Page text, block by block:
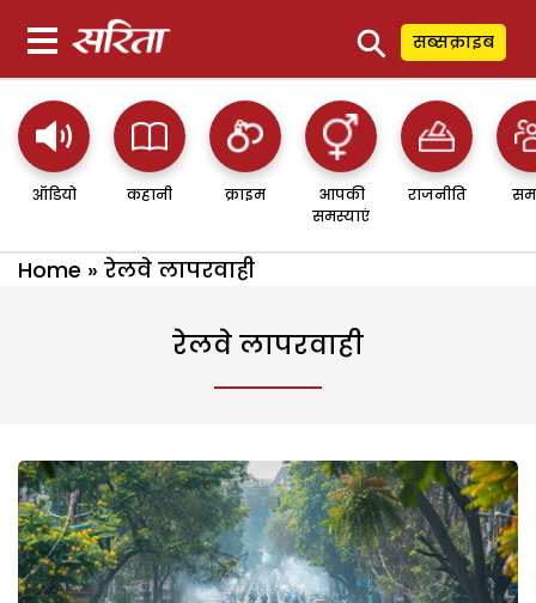
⚲ सब्सक्राइब
ऑडियो कहानी क्राइम
आपकी
समस्याएं
राजनीति
Home » रेलवे लापरवाही
रेलवे लापरवाही